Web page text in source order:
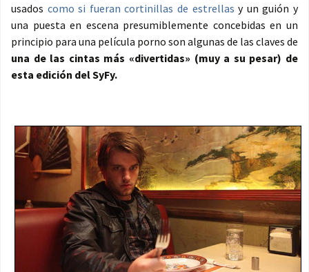
usados como si fueran cortinillas de estrellas y un guión y
una puesta en escena presumiblemente concebidas en un
principio para una película porno son algunas de las claves de
una de las cintas más «divertidas» (muy a su pesar) de
esta edición del SyFy.